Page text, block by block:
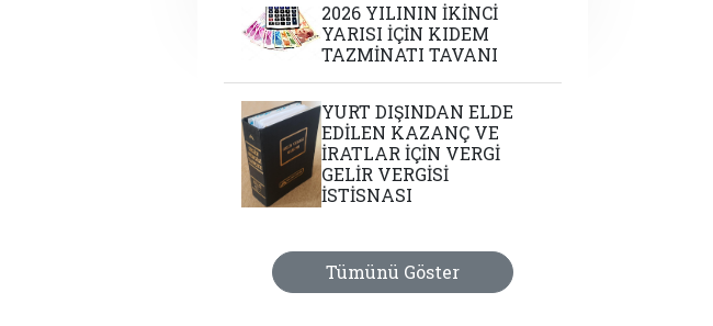
2026 YILININ İKİNCİ
YARISI İÇİN KIDEM
TAZMİNATI TAVANI
YURT DIŞINDAN ELDE
EDİLEN KAZANÇ VE
İRATLAR İÇİN VERGİ
GELİR VERGİSİ
İSTİSNASI
Tümünü Göster